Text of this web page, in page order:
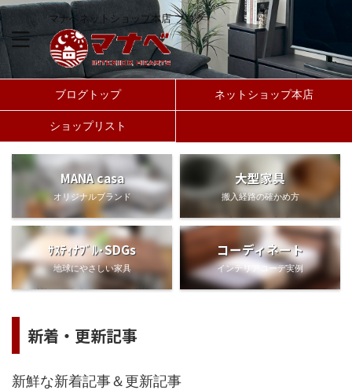
マナベネットショップ本店 ブログ
ブログトップ ネットショップ本店
ショップリスト
MANA casa
オリジナルブランド
大型家具
搬入経路の確かめ方
ｻｽﾃｨﾅﾌﾞﾙ･SDGs
地球にやさしい家具
コーディネート
インテリアコーデ実例
新着・更新記事
新鮮な新着記事＆更新記事